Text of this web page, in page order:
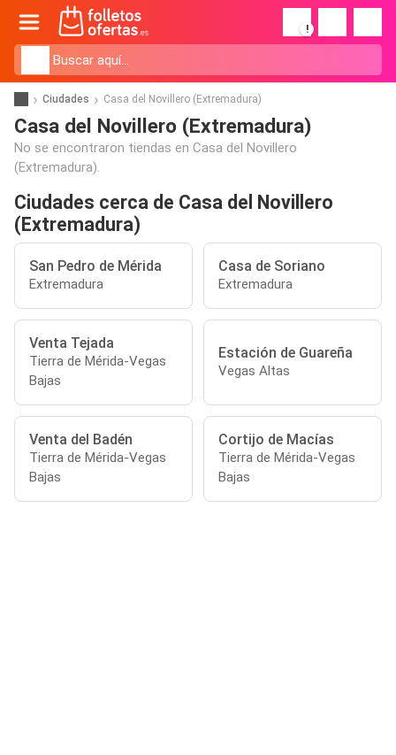
!
Ciudades Casa del Novillero (Extremadura)
Casa del Novillero (Extremadura)
No se encontraron tiendas en Casa del Novillero
(Extremadura).
Ciudades cerca de Casa del Novillero
(Extremadura)
San Pedro de Mérida
Extremadura
Casa de Soriano
Extremadura
Venta Tejada
Tierra de Mérida-Vegas
Bajas
Estación de Guareña
Vegas Altas
Venta del Badén
Tierra de Mérida-Vegas
Bajas
Cortijo de Macías
Tierra de Mérida-Vegas
Bajas